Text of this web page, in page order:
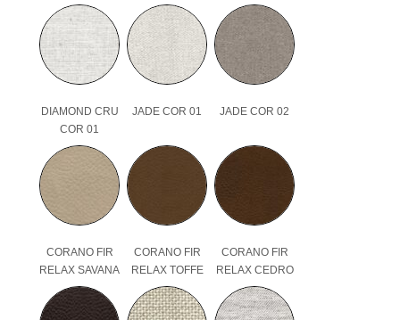
DIAMOND CRU
COR 01
JADE COR 01 JADE COR 02
CORANO FIR
RELAX SAVANA
CORANO FIR
RELAX TOFFE
CORANO FIR
RELAX CEDRO